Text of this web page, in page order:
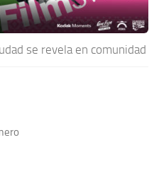
se revela en comunidad